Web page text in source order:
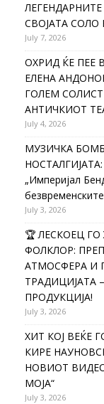
СВОЈАТА СОЛО
July 7, 2026
ОХРИД ЌЕ ПЕЕ
ЕЛЕНА
ГОЛЕМ
АНТИЧКИОТ
July 4, 2026
МУЗИЧКА
НОСТАЛГИЈАТА:
„Империјал
July 3, 2026
🏆 ЛЕСКОЕЦ
ФОЛКЛОР:
АТМОСФЕРА И
ТРАДИЦИЈАТА
ПРОДУКЦИЈА!
July 3, 2026
ХИТ КОЈ ВЕЌЕ
КИРЕ
НОВИОТ
МОЈА“
July 3, 2026